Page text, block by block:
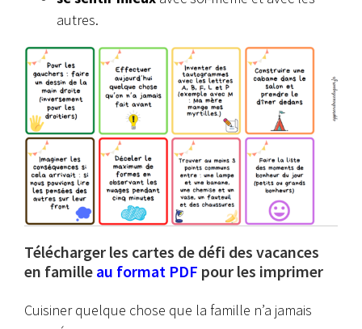
autres.
Télécharger les cartes de défi des vacances
en famille au format PDF pour les imprimer
Cuisiner quelque chose que la famille n’a jamais